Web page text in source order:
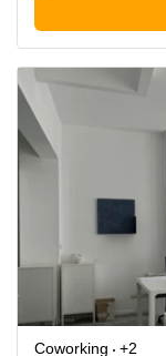
Coworking +2